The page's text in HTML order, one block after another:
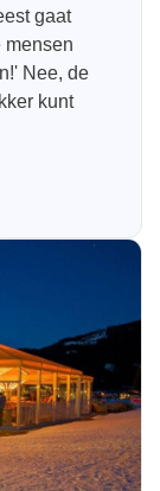
gaat
mensen
Nee, de
kunt